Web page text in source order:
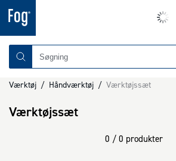
Værktøj / Håndværktøj / Værktøjssæt
Værktøjssæt
0 / 0 produkter